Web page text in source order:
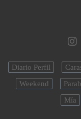
Diario Perfil
Weekend
Mía